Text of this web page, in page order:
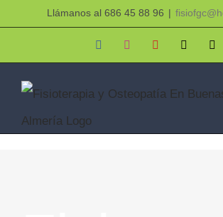
contenido
Llámanos al 686 45 88 96 |
FacebookInstagramYouTube